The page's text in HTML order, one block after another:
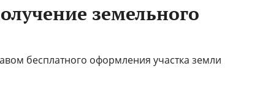
земельного
бесплатного оформления участка земли